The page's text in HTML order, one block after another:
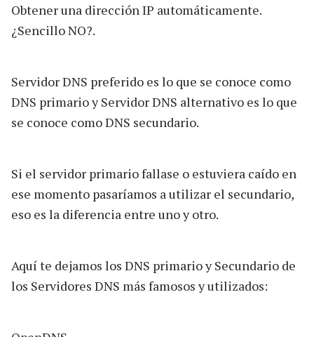
Obtener una dirección IP automáticamente.
¿Sencillo NO?.
Servidor DNS preferido es lo que se conoce como
DNS primario y Servidor DNS alternativo es lo que
se conoce como DNS secundario.
Si el servidor primario fallase o estuviera caído en
ese momento pasaríamos a utilizar el secundario,
eso es la diferencia entre uno y otro.
Aquí te dejamos los DNS primario y Secundario de
los Servidores DNS más famosos y utilizados: